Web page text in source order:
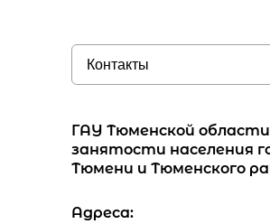
ГАУ Тюменской
занятости населения
Тюмени и Тюменского
Адреса: